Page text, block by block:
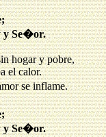
y Se�or.
hogar y pobre,
el calor.
y Se�or.